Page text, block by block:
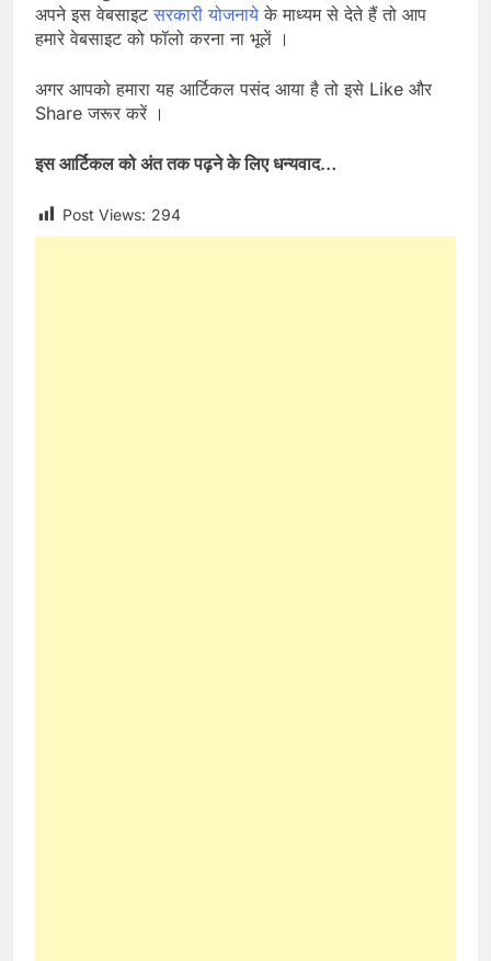
अपने इस वेबसाइटसरकारी योजनायेके माध्यम से देते हैं तो आप
हमारे वेबसाइट को फॉलो करना ना भूलें ।
अगर आपको हमारा यह आर्टिकल पसंद आया है तो इसे Like और
Share जरूर करें ।
इस आर्टिकल को अंत तक पढ़ने के लिए धन्यवाद…
Post Views: 294